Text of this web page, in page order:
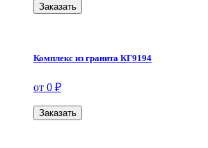
Заказать
Комплекс из гранита КГ9194
от 0 ₽
Заказать